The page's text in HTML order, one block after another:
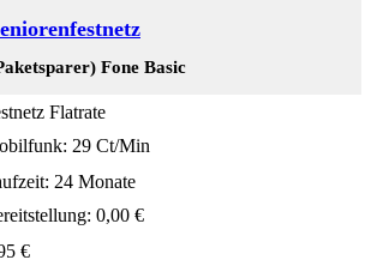
Fone Basic
Flatrate
29 Ct/Min
24 Monate
0,00 €
€